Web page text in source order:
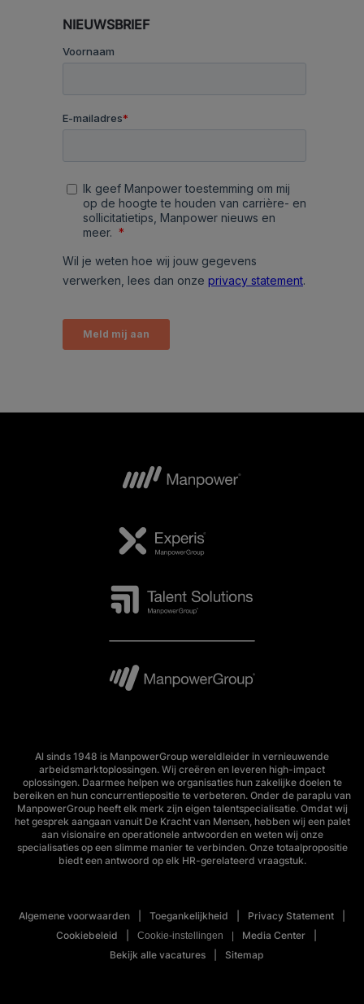
NIEUWSBRIEF
Al sinds 1948 is ManpowerGroup wereldleider in vernieuwende
arbeidsmarktoplossingen. Wij creëren en leveren high-impact
oplossingen. Daarmee helpen we organisaties hun zakelijke doelen te
bereiken en hun concurrentiepositie te verbeteren. Onder de paraplu van
ManpowerGroup heeft elk merk zijn eigen talentspecialisatie. Omdat wij
het gesprek aangaan vanuit De Kracht van Mensen, hebben wij een palet
aan visionaire en operationele antwoorden en weten wij onze
specialisaties op een slimme manier te verbinden. Onze totaalpropositie
biedt een antwoord op elk HR-gerelateerd vraagstuk.
Algemene voorwaarden Toegankelijkheid
Privacy Statement
Cookiebeleid
Cookie-instellingen
Media Center
Bekijk alle vacatures
Sitemap